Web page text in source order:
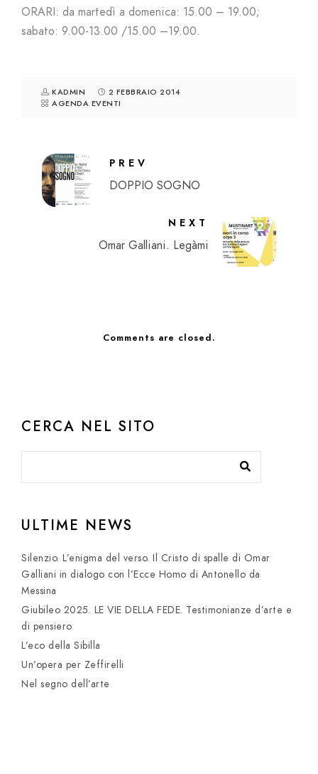
ORARI: da martedì a domenica: 15.00 – 19.00;
sabato: 9.00-13.00 /15.00 –19.00.
KADMIN
2 FEBBRAIO 2014
AGENDA EVENTI
PREV
DOPPIO SOGNO
NEXT
Omar Galliani. Legàmi
Comments are closed.
CERCA NEL SITO
ULTIME NEWS
Silenzio. L’enigma del verso. Il Cristo di spalle di Omar
Galliani in dialogo con l’Ecce Homo di Antonello da
Messina
Giubileo 2025. LE VIE DELLA FEDE. Testimonianze d’arte e
di pensiero
L’eco della Sibilla
Un’opera per Zeffirelli
Nel segno dell’arte